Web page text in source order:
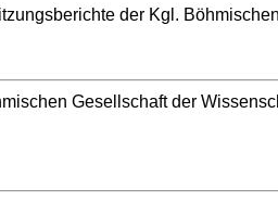
der Kgl. Böhmischen
Gesellschaft der